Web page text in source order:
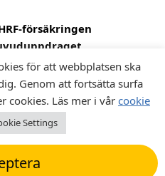
försäkringen
och museer
för att webbplatsen ska
Genom att fortsätta surfa
cookies. Läs mer i vår cookie
Settings